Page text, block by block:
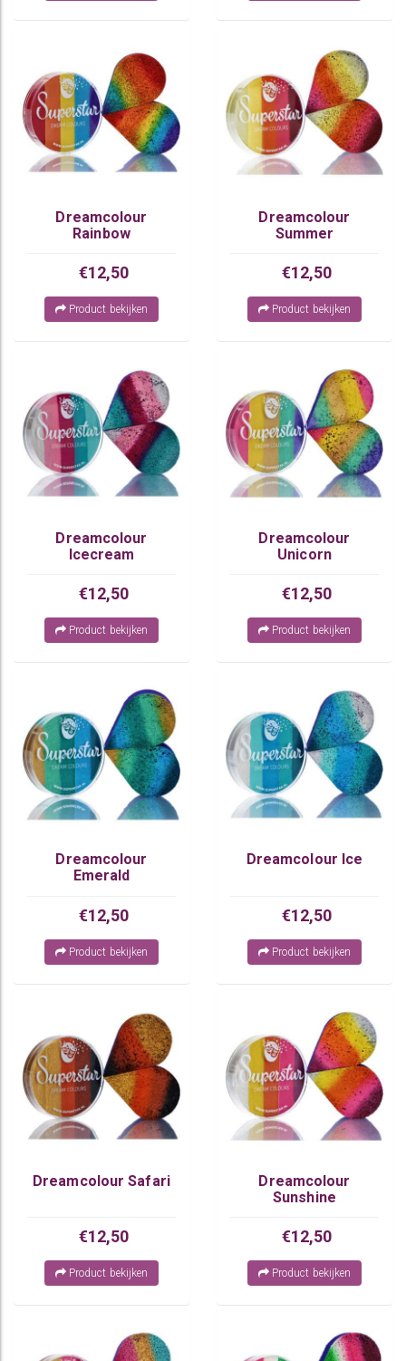
Dreamcolour
Rainbow
€12,50
Product bekijken
Dreamcolour
Summer
€12,50
Product bekijken
Dreamcolour
Icecream
€12,50
Product bekijken
Dreamcolour
Unicorn
€12,50
Product bekijken
Dreamcolour
Emerald
€12,50
Product bekijken
Dreamcolour Ice
€12,50
Product bekijken
Dreamcolour Safari
€12,50
Product bekijken
Dreamcolour
Sunshine
€12,50
Product bekijken